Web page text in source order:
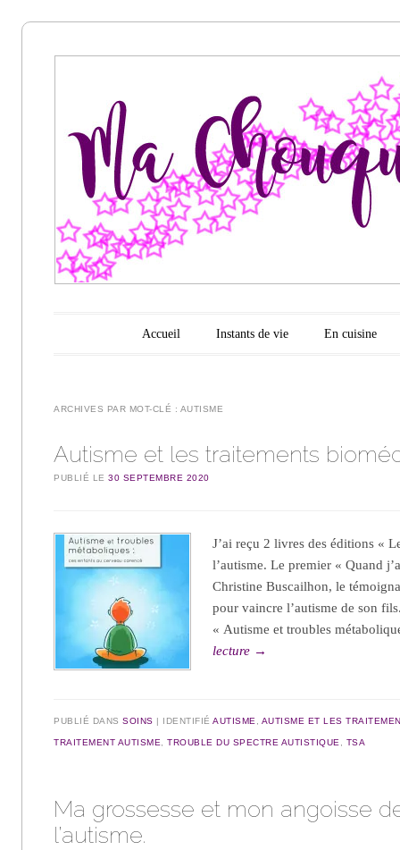
Ma
chouquette
d'amour
Menu principal
Aller au contenu
Accueil Instants de vie En cuisine
ARCHIVES PAR MOT-CLÉ : AUTISME
Autisme et les traitements
PUBLIÉ LE30 SEPTEMBRE 2020
J’ai reçu 2 livres des éditions «
l’autisme. Le premier « Quand
Christine Buscailhon, le
pour vaincre l’autisme de son
« Autisme et troubles
lecture →
PUBLIÉ DANSSOINS IDENTIFIÉAUTISME AUTISME ET LES
TRAITEMENT AUTISME ,TROUBLE DU SPECTRE AUTISTIQUE TSA
Ma grossesse et mon angoisse
l’autisme.